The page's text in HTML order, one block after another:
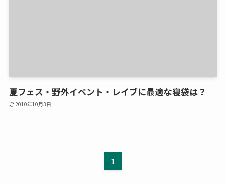
夏フェス・野外イベント・レイブに最適な寝袋は？
2010年10月3日
1